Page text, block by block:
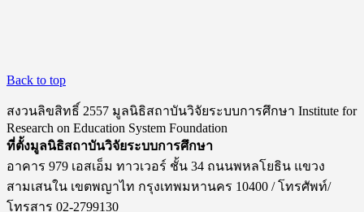
Back to top
สงวนลิขสิทธิ์ 2557 มูลนิธิสถาบันวิจัยระบบการศึกษา Institute for
Research on Education System Foundation
ที่ตั้งมูลนิธิสถาบันวิจัยระบบการศึกษา
อาคาร 979 เอสเอ็ม ทาวเวอร์ ชั้น 34 ถนนพหลโยธิน แขวง
สามเสนใน เขตพญาไท กรุงเทพมหานคร 10400 / โทรศัพท์/
โทรสาร 02-2799130